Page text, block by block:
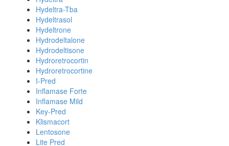
Hydeltra-Tba
Hydeltrasol
Hydeltrone
Hydrodeltalone
Hydrodeltisone
Hydroretrocortin
Hydroretrocortine
I-Pred
Inflamase Forte
Inflamase Mild
Key-Pred
Klismacort
Lentosone
Lite Pred